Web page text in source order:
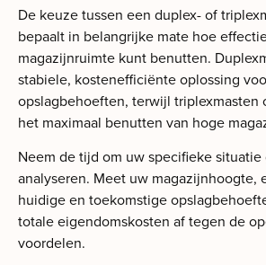
De keuze tussen een duplex- of
bepaalt in belangrijke mate hoe
magazijnruimte kunt benutten.
stabiele, kostenefficiënte oplossing
opslagbehoeften, terwijl triplexmasten
het maximaal benutten van hoge
Neem de tijd om uw specifieke
analyseren. Meet uw magazijnhoogte,
huidige en toekomstige
totale eigendomskosten af tegen de
voordelen.